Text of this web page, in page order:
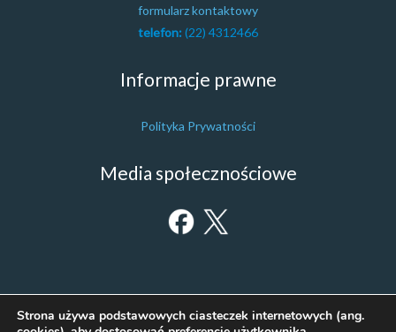
formularz kontaktowy
telefon: (22) 4312466
Informacje prawne
Polityka Prywatności
Media społecznościowe
Strona używa podstawowych ciasteczek internetowych (ang.